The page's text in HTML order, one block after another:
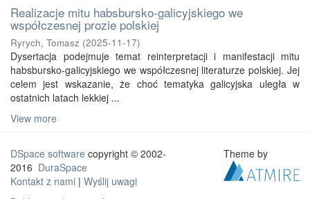
Realizacje mitu habsbursko-galicyjskiego we
współczesnej prozie polskiej
Ryrych, Tomasz (2025-11-17)
Dysertacja podejmuje temat reinterpretacji i manifestacji mitu
habsbursko-galicyjskiego we współczesnej literaturze polskiej. Jej
celem jest wskazanie, że choć tematyka galicyjska uległa w
ostatnich latach lekkiej ...
View more
DSpace software copyright © 2002-
2016 DuraSpace
Kontakt z nami | Wyślij uwagi
Theme by